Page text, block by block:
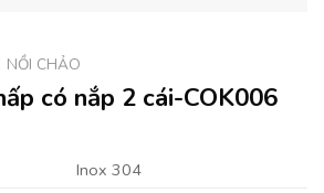
NỒI CHẢO
có nắp 2 cái-COK006
Inox 304